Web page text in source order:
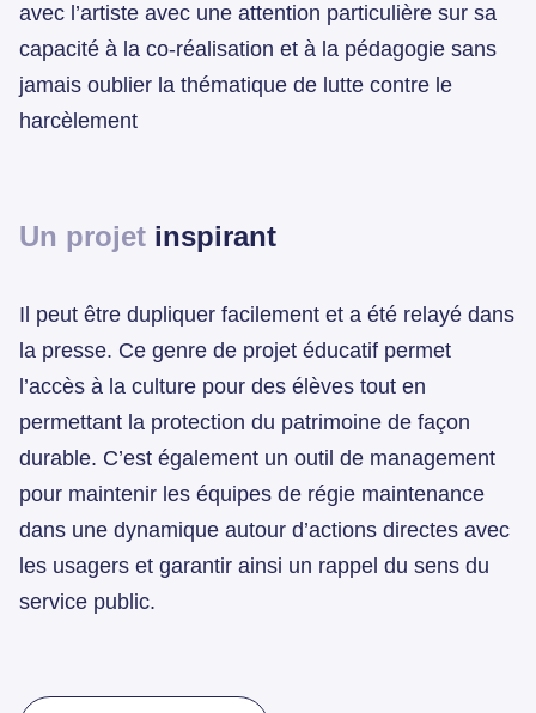
avec l’artiste avec une attention particulière sur sa
capacité à la co-réalisation et à la pédagogie sans
jamais oublier la thématique de lutte contre le
harcèlement
Un projet inspirant
Il peut être dupliquer facilement et a été relayé dans
la presse. Ce genre de projet éducatif permet
l’accès à la culture pour des élèves tout en
permettant la protection du patrimoine de façon
durable. C’est également un outil de management
pour maintenir les équipes de régie maintenance
dans une dynamique autour d’actions directes avec
les usagers et garantir ainsi un rappel du sens du
service public.